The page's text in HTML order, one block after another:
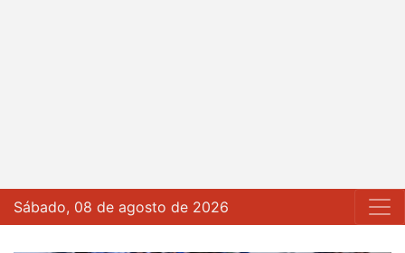
Sábado, 08 de agosto de 2026